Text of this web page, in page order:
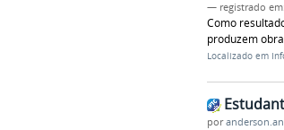
— registrado em:
Como
produzem
Localizado em
por